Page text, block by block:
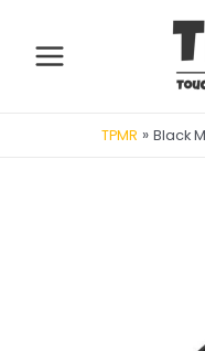
contenu
Main
TPMR » Black